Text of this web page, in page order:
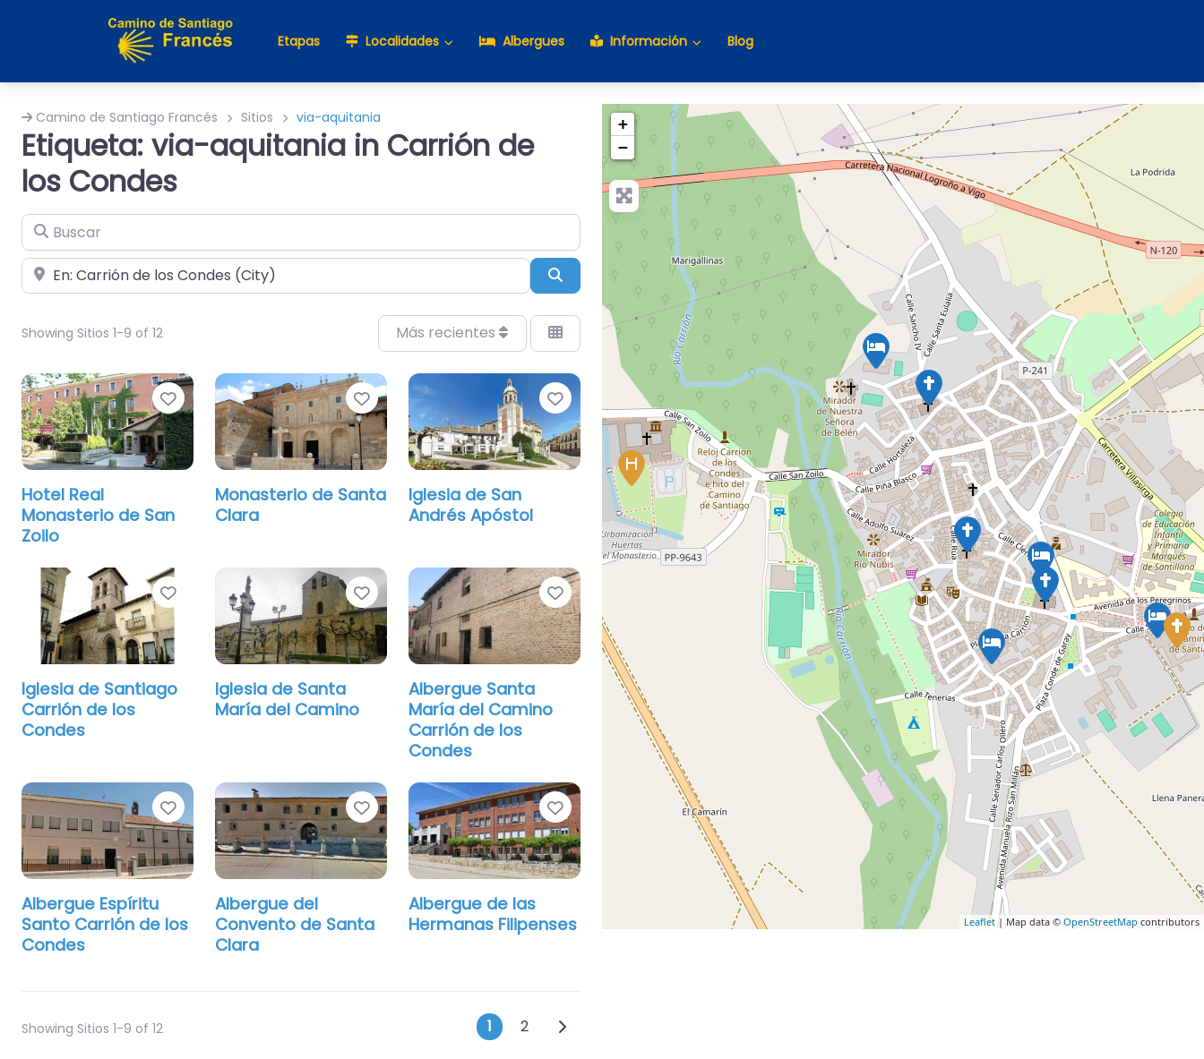
Etapas Localidades Albergues Información Blog
Camino de Santiago Francés Sitios via-aquitania
Etiqueta: via-aquitania in Carrión de
los Condes
Buscar
Cerca de Buscar
Showing Sitios 1-9 of 12 Más recientes
Favorito
Hotel Real
Monasterio de San
Zoilo
Favorito
Monasterio de Santa
Clara
Favorito
Iglesia de San
Andrés Apóstol
Favorito
Iglesia de Santiago
Carrión de los
Condes
Favorito
Iglesia de Santa
María del Camino
Favorito
Albergue Santa
María del Camino
Carrión de los
Condes
Favorito
Albergue Espíritu
Santo Carrión de los
Condes
Favorito
Albergue del
Convento de Santa
Clara
Favorito
Albergue de las
Hermanas Filipenses
Showing Sitios 1-9 of 12 Posts navigation
1 2 Entradas anteriores
+
−
Leaflet | Map data © OpenStreetMap contributors